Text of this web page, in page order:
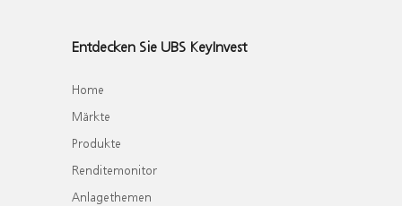
Entdecken Sie UBS KeyInvest
Home
Märkte
Produkte
Renditemonitor
Anlagethemen